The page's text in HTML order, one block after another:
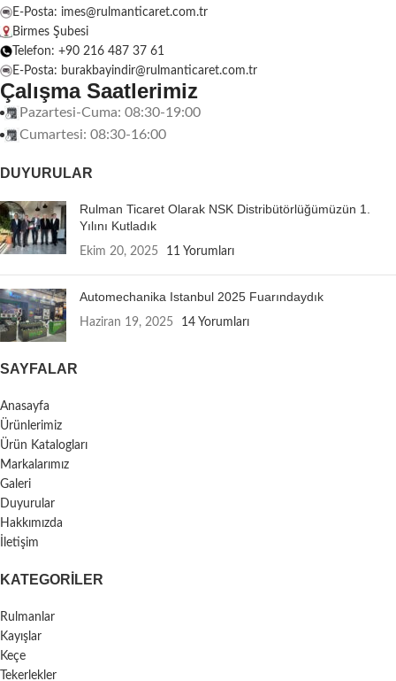
E-Posta: imes@rulmanticaret.com.tr
Birmes Şubesi
Telefon: +90 216 487 37 61
E-Posta: burakbayindir@rulmanticaret.com.tr
Çalışma Saatlerimiz
Pazartesi-Cuma: 08:30-19:00
Cumartesi: 08:30-16:00
DUYURULAR
Rulman Ticaret Olarak NSK Distribütörlüğümüzün 1.
Yılını Kutladık
Ekim 20, 2025 11 Yorumları
Automechanika Istanbul 2025 Fuarındaydık
Haziran 19, 2025 14 Yorumları
SAYFALAR
Anasayfa
Ürünlerimiz
Ürün Katalogları
Markalarımız
Galeri
Duyurular
Hakkımızda
İletişim
KATEGORILER
Rulmanlar
Kayışlar
Keçe
Tekerlekler